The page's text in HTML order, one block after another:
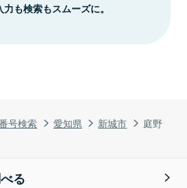
号検索 愛知県 新城市 庭野
も検索もスムーズに。
る